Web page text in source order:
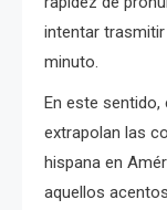
intentar
minuto.
En este
extrapolan las
hispana en
aquellos